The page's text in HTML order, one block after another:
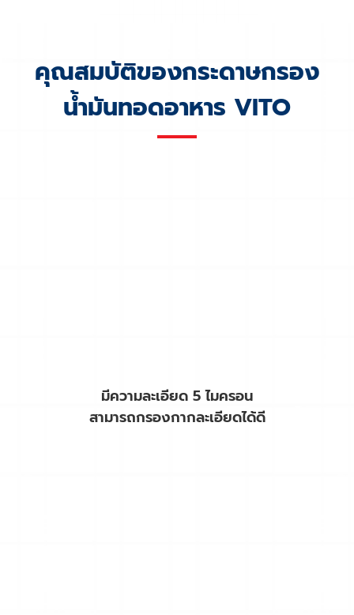
คุณสมบัติของกระดาษกรอง
น้ำมันทอดอาหาร VITO
มีความละเอียด 5 ไมครอน
สามารถกรองกากละเอียดได้ดี